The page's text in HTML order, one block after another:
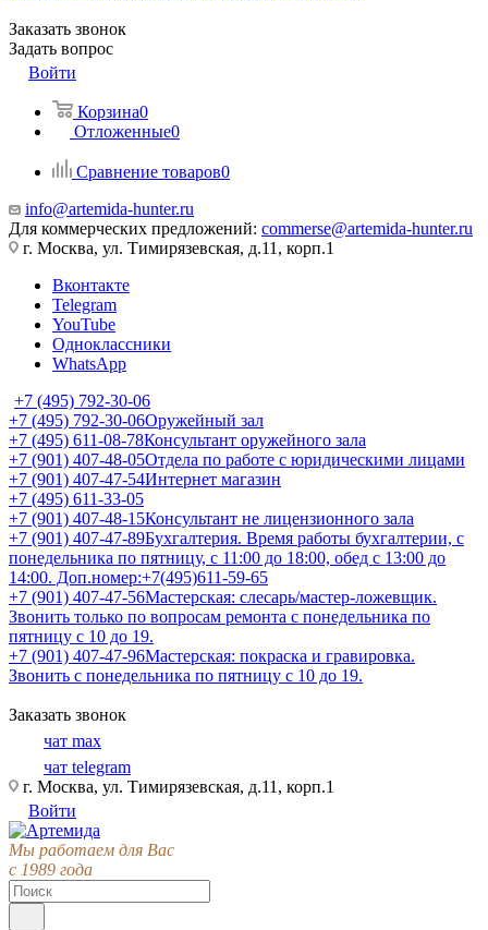
Заказать звонок
Задать вопрос
Войти
Корзина0
Отложенные0
Сравнение товаров0
info@artemida-hunter.ru
Для коммерческих предложений: commerse@artemida-hunter.ru
г. Москва, ул. Тимирязевская, д.11, корп.1
Вконтакте
Telegram
YouTube
Одноклассники
WhatsApp
+7 (495) 792-30-06
+7 (495) 792-30-06Оружейный зал
+7 (495) 611-08-78Консультант оружейного зала
+7 (901) 407-48-05Отдела по работе с юридическими лицами
+7 (901) 407-47-54Интернет магазин
+7 (495) 611-33-05
+7 (901) 407-48-15Консультант не лицензионного зала
+7 (901) 407-47-89Бухгалтерия. Время работы бухгалтерии, с
понедельника по пятницу, с 11:00 до 18:00, обед с 13:00 до
14:00. Доп.номер:+7(495)611-59-65
+7 (901) 407-47-56Мастерская: слесарь/мастер-ложевщик.
Звонить только по вопросам ремонта с понедельника по
пятницу с 10 до 19.
+7 (901) 407-47-96Мастерская: покраска и гравировка.
Звонить с понедельника по пятницу с 10 до 19.
Заказать звонок
чат max
чат telegram
г. Москва, ул. Тимирязевская, д.11, корп.1
Войти
Мы работаем для Вас
с 1989 года